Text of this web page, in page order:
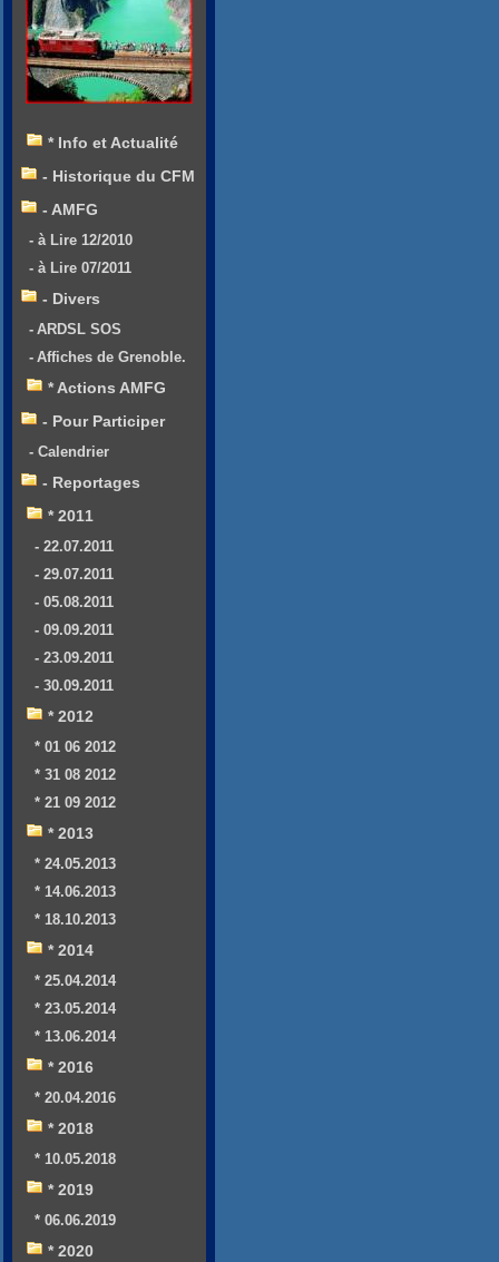
* Info et Actualité
- Historique du CFM
- AMFG
- à Lire 12/2010
- à Lire 07/2011
- Divers
- ARDSL SOS
- Affiches de Grenoble.
* Actions AMFG
- Pour Participer
- Calendrier
- Reportages
* 2011
- 22.07.2011
- 29.07.2011
- 05.08.2011
- 09.09.2011
- 23.09.2011
- 30.09.2011
* 2012
* 01 06 2012
* 31 08 2012
* 21 09 2012
* 2013
* 24.05.2013
* 14.06.2013
* 18.10.2013
* 2014
* 25.04.2014
* 23.05.2014
* 13.06.2014
* 2016
* 20.04.2016
* 2018
* 10.05.2018
* 2019
* 06.06.2019
* 2020